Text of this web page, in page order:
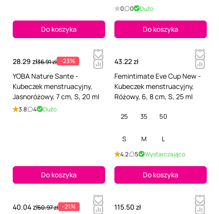
Do koszyka
0 0 Dużo
Do koszyka
28.29 zł36.91 zł -23%
YOBA Nature Sante -
Kubeczek menstruacyjny,
Jasnoróżowy, 7 cm, S, 20 ml
3.8 4 Dużo
Do koszyka
43.22 zł
Femintimate Eve Cup New -
Kubeczek menstruacyjny,
Różowy, 6, 8 cm, S, 25 ml
25 35 50
S M L
4.2 5 Wystarczająco
Do koszyka
40.04 zł50.97 zł -21%
115.50 zł